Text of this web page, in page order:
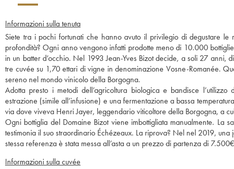
Informazioni sulla tenuta
Siete tra i pochi fortunati che hanno avuto il privilegio di degustare
profondità? Ogni anno vengono infatti prodotte meno di 10.000
in un batter d’occhio. Nel 1993 Jean-Yves Bizot decide, a soli 27
tre cuvée su 1,70 ettari di vigne in denominazione Vosne-Romanée.
sereno nel mondo vinicolo della Borgogna.
Adotta presto i metodi dell’agricoltura biologica e bandisce
estrazione (simile all’infusione) e una fermentazione a bassa
via dove viveva Henri Jayer, leggendario viticoltore della Borgogna, a
Ogni bottiglia del Domaine Bizot viene imbottigliata manualmente. La
testimonia il suo straordinario Échézeaux. La riprova? Nel nel 2019,
stessa referenza è stata messa all’asta a un prezzo di partenza di
Informazioni sulla cuvée